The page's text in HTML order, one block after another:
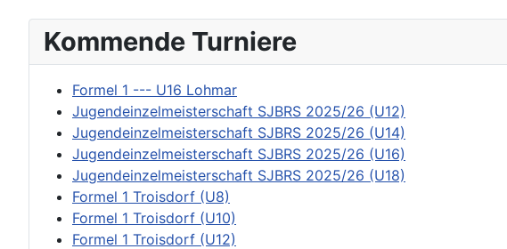
Kommende Turniere
Formel 1 --- U16 Lohmar
Jugendeinzelmeisterschaft SJBRS 2025/26 (U12)
Jugendeinzelmeisterschaft SJBRS 2025/26 (U14)
Jugendeinzelmeisterschaft SJBRS 2025/26 (U16)
Jugendeinzelmeisterschaft SJBRS 2025/26 (U18)
Formel 1 Troisdorf (U8)
Formel 1 Troisdorf (U10)
Formel 1 Troisdorf (U12)